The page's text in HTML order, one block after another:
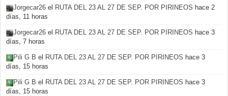
Jorgecar26 el RUTA DEL 23 AL 27 DE SEP. POR PIRINEOS hace 2
días, 11 horas
Jorgecar26 el RUTA DEL 23 AL 27 DE SEP. POR PIRINEOS hace 3
días, 7 horas
Pili G B el RUTA DEL 23 AL 27 DE SEP. POR PIRINEOS hace 3
días, 15 horas
Pili G B el RUTA DEL 23 AL 27 DE SEP. POR PIRINEOS hace 3
días, 15 horas